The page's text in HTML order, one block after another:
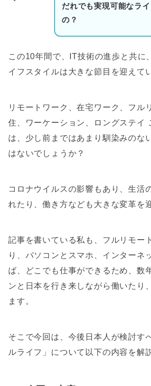
だれでも実現可能なラ
の？
この10年間で、IT技術の進歩と共に
イフスタイルは大きな節目を迎えて
リモートワーク、在宅ワーク、フル
住、ワーケーション、ロングステイ
は、少し前まではあまり馴染みのな
はないでしょうか？
コロナウイルスの影響もあり、生活
れたり、働き方なども大きな変革を
記事を書いている私も、フルリモー
り、パソコンとスマホ、インターネ
ば、どこでも仕事ができるため、数
ンと日本を行き来しながら働いたり
ます。
そこで今回は、今後日本人が検討す
ルライフ」について以下の内容を解